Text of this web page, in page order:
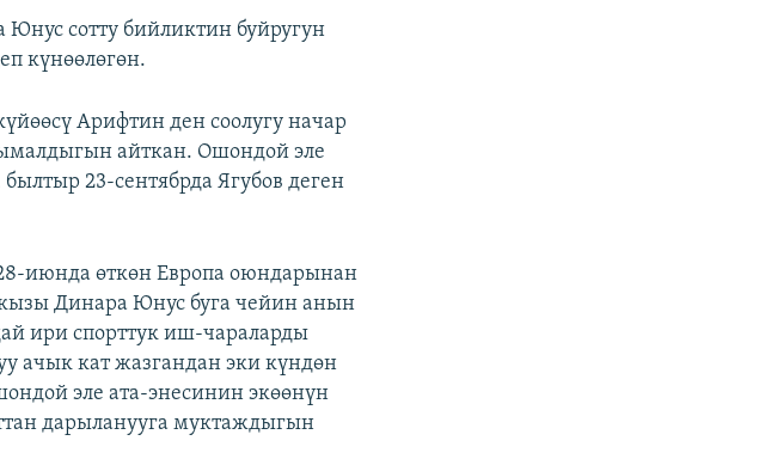
сотту бийликтин буйругун
күнөөлөгөн.
Арифтин ден соолугу начар
айткан. Ошондой эле
23-сентябрда Ягубов деген
июнда өткөн Европа оюндарынан
Динара Юнус буга чейин анын
ири спорттук иш-чараларды
ачык кат жазгандан эки күндөн
эле ата-энесинин экөөнүн
дарыланууга муктаждыгын